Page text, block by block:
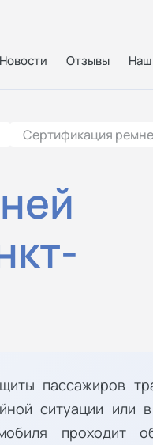
Новости Отзывы
Сертификация
пассажиров
ситуации или в
проходит